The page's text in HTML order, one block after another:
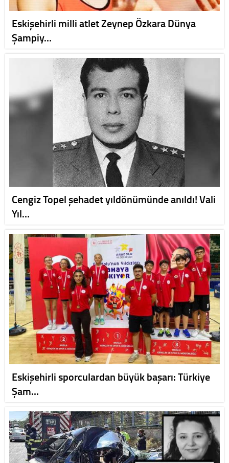
Eskişehirli milli atlet Zeynep Özkara Dünya
Şampiy…
Cengiz Topel şehadet yıldönümünde anıldı! Vali
Yıl…
Eskişehirli sporculardan büyük başarı: Türkiye
Şam…